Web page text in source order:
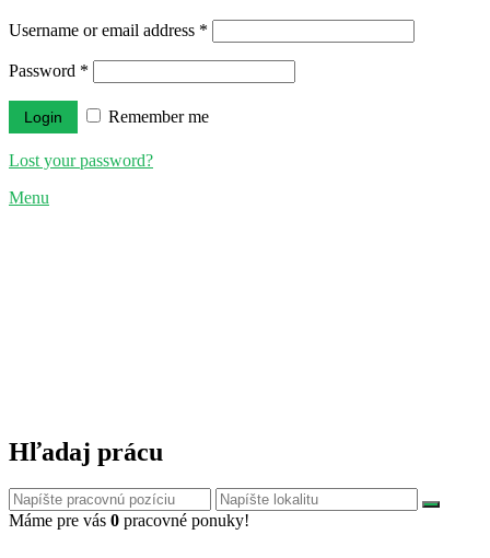
Username or email address *
Password *
Remember me
Lost your password?
Menu
Hľadaj prácu
Máme pre vás 0 pracovné ponuky!